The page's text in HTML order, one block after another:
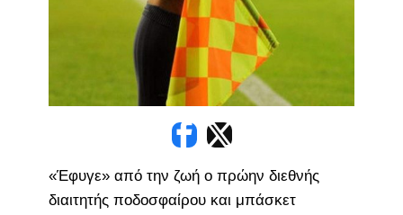
«Έφυγε» από την ζωή ο πρώην διεθνής
διαιτητής ποδοσφαίρου και μπάσκετ